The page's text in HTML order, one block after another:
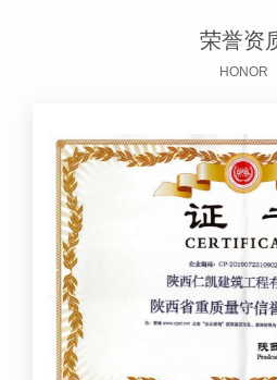
荣誉资
HONOR